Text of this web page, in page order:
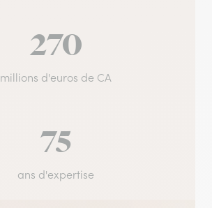
270
millions d'euros de CA
75
ans d'expertise